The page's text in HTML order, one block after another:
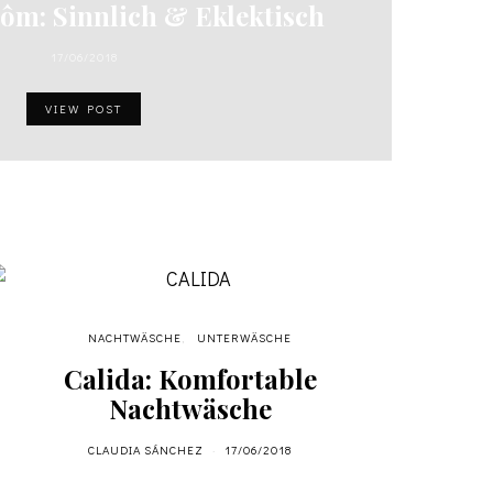
Sinnlich & Eklektisch
VIEW POST
NACHTWÄSCHE UNTERWÄSCHE
Calida: Komfortable
Nachtwäsche
CLAUDIA SÁNCHEZ 17/06/2018